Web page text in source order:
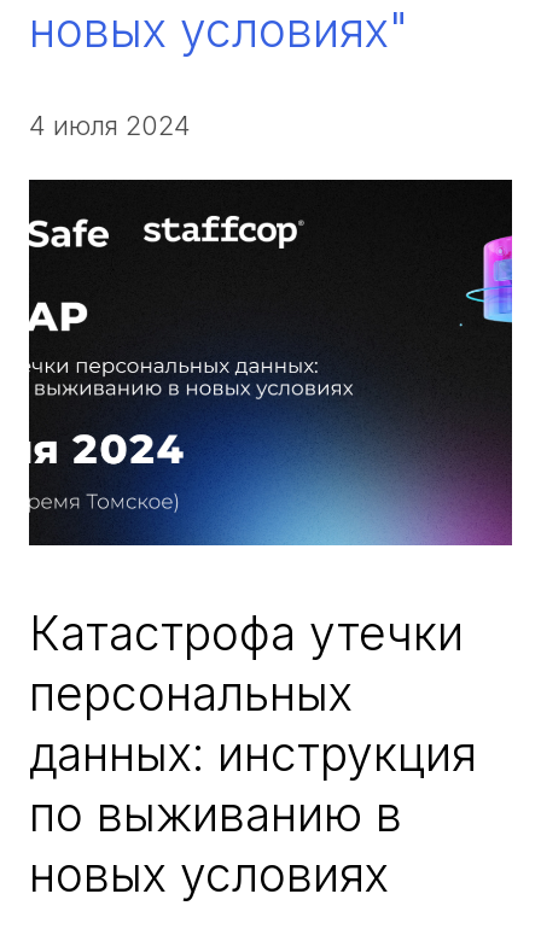
новых условиях"
4 июля 2024
Катастрофа утечки
персональных
данных: инструкция
по выживанию в
новых условиях